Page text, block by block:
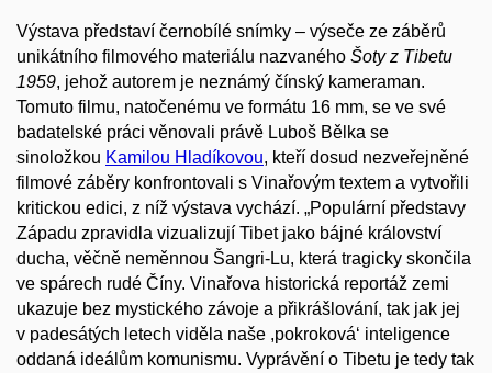
Výstava představí černobílé snímky – výseče ze záběrů
unikátního filmového materiálu nazvaného Šoty z Tibetu
1959, jehož autorem je neznámý čínský kameraman.
Tomuto filmu, natočenému ve formátu 16 mm, se ve své
badatelské práci věnovali právě Luboš Bělka se
sinoložkou Kamilou Hladíkovou, kteří dosud nezveřejněné
filmové záběry konfrontovali s Vinařovým textem a vytvořili
kritickou edici, z níž výstava vychází. „Populární představy
Západu zpravidla vizualizují Tibet jako bájné království
ducha, věčně neměnnou Šangri-Lu, která tragicky skončila
ve spárech rudé Číny. Vinařova historická reportáž zemi
ukazuje bez mystického závoje a přikrášlování, tak jak jej
v padesátých letech viděla naše ,pokroková‘ inteligence
oddaná ideálům komunismu. Vyprávění o Tibetu je tedy tak